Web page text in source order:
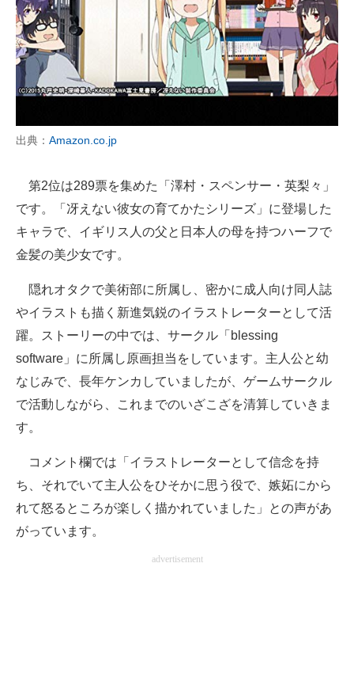
出典： Amazon.co.jp
第2位は289票を集めた「澤村・スペンサー・英梨々」
です。「冴えない彼女の育てかたシリーズ」に登場した
キャラで、イギリス人の父と日本人の母を持つハーフで
金髪の美少女です。
隠れオタクで美術部に所属し、密かに成人向け同人誌
やイラストも描く新進気鋭のイラストレーターとして活
躍。ストーリーの中では、サークル「blessing
software」に所属し原画担当をしています。主人公と幼
なじみで、長年ケンカしていましたが、ゲームサークル
で活動しながら、これまでのいざこざを清算していきま
す。
コメント欄では「イラストレーターとして信念を持
ち、それでいて主人公をひそかに思う役で、嫉妬にから
れて怒るところが楽しく描かれていました」との声があ
がっています。
advertisement